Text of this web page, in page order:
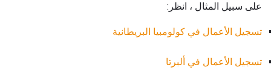
على سبيل المثال ، انظر:
تسجيل الأعمال في كولومبيا البريطانية
تسجيل الأعمال في ألبرتا